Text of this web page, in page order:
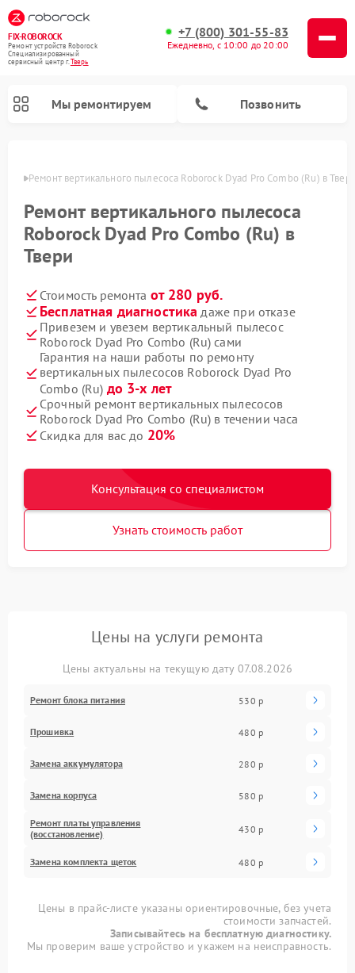
FIX-ROBOROCK
Ремонт устройств Roborock
Специализированный
cервисный центр г.Тверь
+7 (800) 301-55-83
Ежедневно, с 10:00 до 20:00
Мы ремонтируем Позвонить
Ремонт вертикального пылесоса Roborock Dyad Pro Combo (Ru) в
Ремонт вертикального пылесоса
Roborock Dyad Pro Combo (Ru) в
Твери
Стоимость ремонта от 280 руб.
Бесплатная диагностика даже при отказе
Привезем и увезем вертикальный пылесос
Roborock Dyad Pro Combo (Ru) сами
Гарантия на наши работы по ремонту
вертикальных пылесосов Roborock Dyad Pro
Combo (Ru) до 3-х лет
Срочный ремонт вертикальных пылесосов
Roborock Dyad Pro Combo (Ru) в течении часа
Скидка для вас до 20%
Консультация со специалистом
Узнать стоимость работ
Цены на услуги ремонта
Цены актуальны на текущую дату 07.08.2026
Ремонт блока питания 530 р
Прошивка 480 р
Замена аккумулятора 280 р
Замена корпуса 580 р
Ремонт платы управления
(восстановление)
430 р
Замена комплекта щеток 480 р
Цены в прайс-листе указаны ориентировочные, без учета
стоимости запчастей.
Записывайтесь на бесплатную диагностику.
Мы проверим ваше устройство и укажем на неисправность.